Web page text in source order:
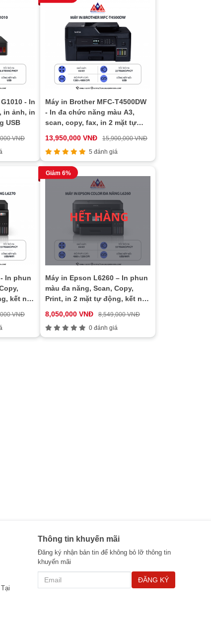
- In
in ảnh, in
USB
VNĐ
Máy in Brother MFC-T4500DW
- In đa chức năng màu A3,
scan, copy, fax, in 2 mặt tự
13,950,000 VNĐ
15,900,000 VNĐ
5 đánh giá
In phun
kết nối
VNĐ
Giảm 6%
Máy in Epson L6260 – In phun
màu đa năng, Scan, Copy,
Print, in 2 mặt tự động, kết nối
8,050,000 VNĐ
8,549,000 VNĐ
0 đánh giá
Thông tin khuyến mãi
Đăng ký nhận bản tin để không bỏ lỡ thông tin
khuyến mãi
ĐĂNG KÝ